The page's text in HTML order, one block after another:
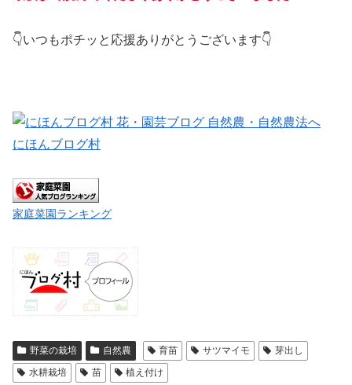
👇いつもポチッと応援ありがとうございます👇
にほんブログ村
家庭菜園ランキング
野菜の栽培 自然農 育苗 サツマイモ
芽出し
水耕栽培
苗 植え付け